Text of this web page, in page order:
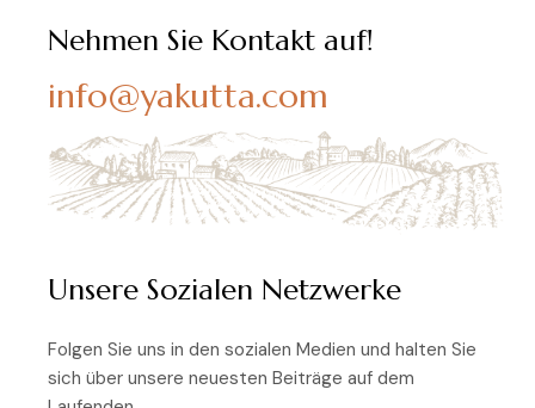
Nehmen Sie Kontakt auf!
info@yakutta.com
Unsere Sozialen Netzwerke
Folgen Sie uns in den sozialen Medien und halten Sie
sich über unsere neuesten Beiträge auf dem